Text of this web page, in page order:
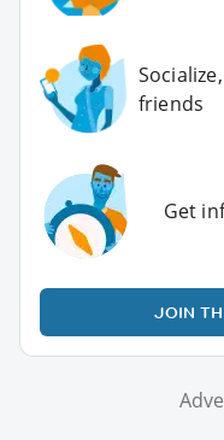
friends
Get
JOIN